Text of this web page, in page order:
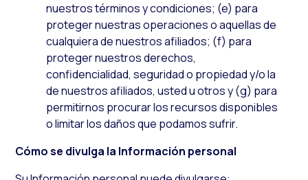
nuestros términos y condiciones; (e) para
proteger nuestras operaciones o aquellas de
cualquiera de nuestros afiliados; (f) para
proteger nuestros derechos,
confidencialidad, seguridad o propiedad y/o la
de nuestros afiliados, usted u otros y (g) para
permitirnos procurar los recursos disponibles
o limitar los daños que podamos sufrir.
Cómo se divulga la Información personal